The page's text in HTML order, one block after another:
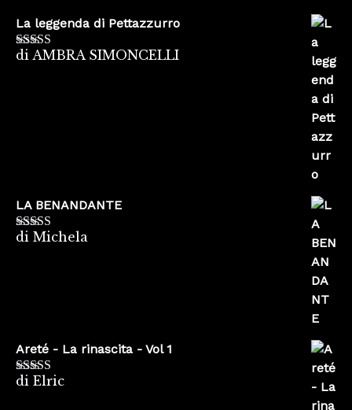
La leggenda di Pettazzurro
Valutato5su
di AMBRA SIMONCELLI
LA BENANDANTE
Valutato5su
di Michela
Areté - La rinascita - Vol 1
Valutato5
di Elric